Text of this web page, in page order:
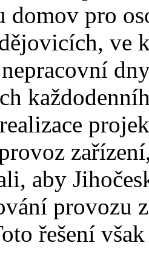
domov pro
ve
aby
provozu
řešení